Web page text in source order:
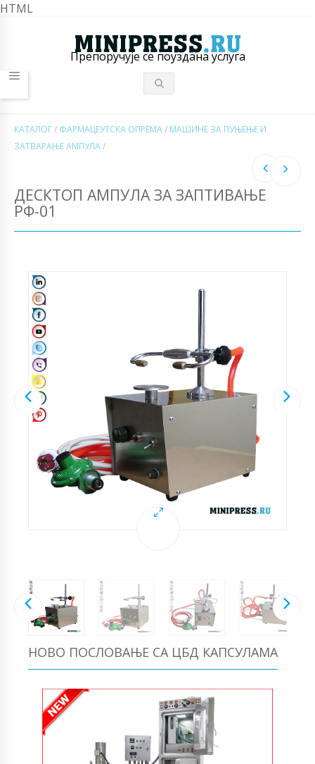
HTML
Препоручује се поуздана услуга
КАТАЛОГ/ ФАРМАЦЕУТСКА ОПРЕМА/ МАШИНЕ ЗА ПУЊЕЊЕ И
ЗАТВАРАЊЕ АМПУЛА/
ДЕСКТОП АМПУЛА ЗА ЗАПТИВАЊЕ
РФ-01
НОВО ПОСЛОВАЊЕ СА ЦБД КАПСУЛАМА